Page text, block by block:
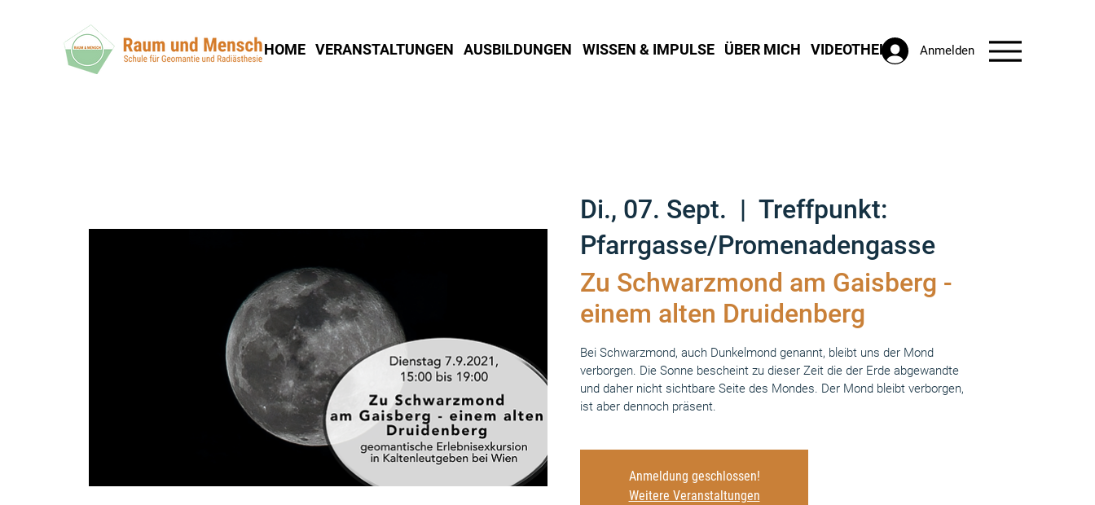
HOME VERANSTALTUNGEN AUSBILDUNGEN WISSEN & IMPULSE ÜBER MICH VIDEOTHEK Anmelden
Di., 07. Sept.
  |
Treffpunkt:
Pfarrgasse/Promenadengasse
Zu Schwarzmond am Gaisberg -
einem alten Druidenberg
Bei Schwarzmond, auch Dunkelmond genannt, bleibt uns der Mond
verborgen. Die Sonne bescheint zu dieser Zeit die der Erde abgewandte
und daher nicht sichtbare Seite des Mondes. Der Mond bleibt verborgen,
ist aber dennoch präsent.
Anmeldung geschlossen!
Weitere Veranstaltungen